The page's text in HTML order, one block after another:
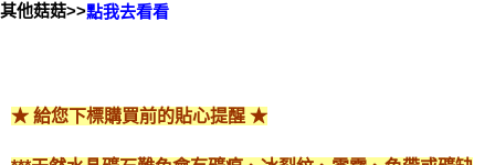
其他菇菇>>點我去看看
★ 給您下標購買前的貼心提醒 ★